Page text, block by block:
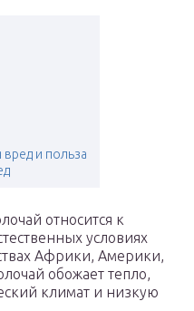
вред и польза
относится к
условиях
Африки, Америки,
обожает тепло,
климат и низкую